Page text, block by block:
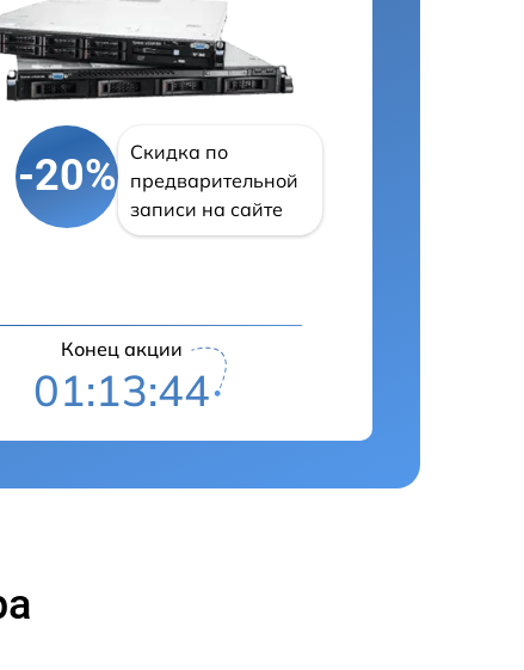
-20%
Скидка по
предварительной
записи на сайте
Конец акции
01:13:43